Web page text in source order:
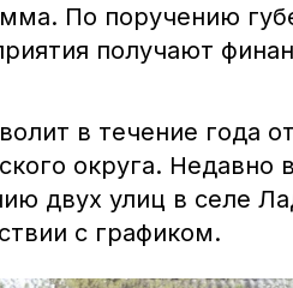
По поручению
получают
в течение года
округа. Недавно
двух улиц в селе
с графиком.